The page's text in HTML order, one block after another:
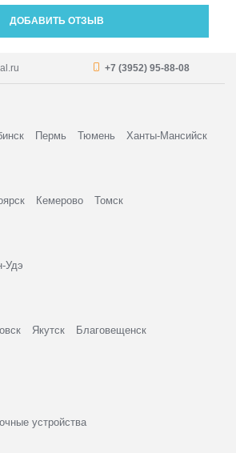
ДОБАВИТЬ ОТЗЫВ
+7 (3952) 95-88-08
Пермь Тюмень Ханты-Мансийск
Кемерово Томск
Удэ
Якутск
Благовещенск
устройства